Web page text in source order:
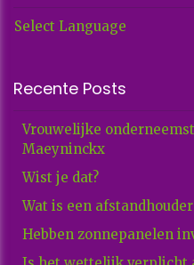
Select Language
Recente Posts
Vrouwelijke
Maeyninckx
Wist je dat?
Wat is een
Hebben zonnepanelen